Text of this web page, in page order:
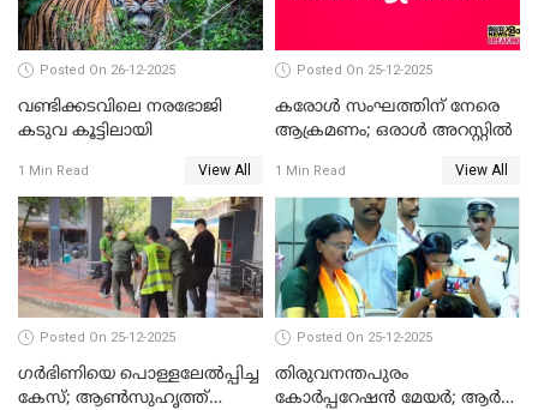
Posted On 26-12-2025
വണ്ടിക്കടവിലെ നരഭോജി
കടുവ കൂട്ടിലായി
1 Min Read View All
Posted On 25-12-2025
കരോള്‍ സംഘത്തിന് നേരെ
ആക്രമണം; ഒരാള്‍ അറസ്റ്റില്‍
1 Min Read View All
Posted On 25-12-2025
ഗര്‍ഭിണിയെ പൊള്ളലേല്‍പ്പിച്ച
കേസ്; ആണ്‍സുഹൃത്ത്
Posted On 25-12-2025
തിരുവനന്തപുരം
കോര്‍പ്പറേഷന്‍ മേയർ; ആര്‍